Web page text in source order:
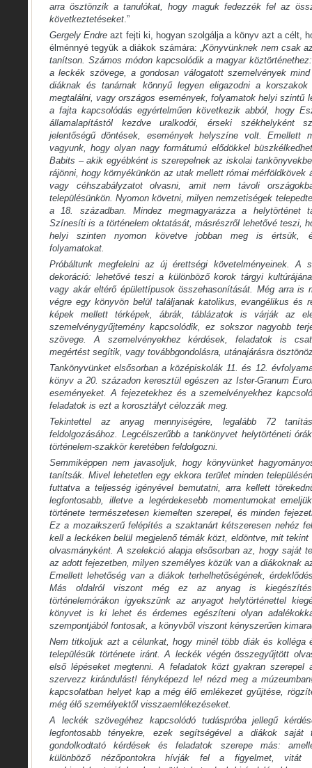
arra ösztönzik a tanulókat, hogy maguk fedezzék fel az
következtetéseket .”
Gergely Endre azt fejti ki, hogyan szolgálja a könyv azt a célt,
élménnyé tegyük a diákok számára: „Könyvünknek nem csak
tanítson. Számos módon kapcsolódik a magyar
a leckék szövege, a gondosan válogatott szemelvények
diáknak és tanárnak könnyű legyen eligazodni a
megtalálni, vagy országos események, folyamatok helyi szintű
a fajta kapcsolódás egyértelműen következik abból, hogy
államalapítástól kezdve uralkodói, érseki székhelyként
jelentőségű döntések, események helyszíne volt. Emellett
vagyunk, hogy olyan nagy formátumú elődökkel
Babits – akik egyébként is szerepelnek az iskolai
rájönni, hogy környékünkön az utak mellett római mérföldkövek
vagy céhszabályzatot olvasni, amit nem távoli
településünkön. Nyomon követni, milyen nemzetiségek
a 18. században. Mindez megmagyarázza a helytörténet
Színesíti is a történelem oktatását, másrészről lehetővé teszi,
helyi szinten nyomon követve jobban meg is értsük,
folyamatokat.
Próbáltunk megfelelni az új érettségi követelményeinek. A
dekoráció: lehetővé teszi a különböző korok tárgyi
vagy akár eltérő épülettípusok összehasonítását. Még arra is
végre egy könyvön belül találjanak katolikus, evangélikus és
képek mellett térképek, ábrák, táblázatok is várják az
szemelvénygyűjtemény kapcsolódik, ez sokszor nagyobb
szövege. A szemelvényekhez kérdések, feladatok is
megértést segítik, vagy továbbgondolásra, utánajárásra
Tankönyvünket elsősorban a középiskolák 11. és 12.
könyv a 20. századon keresztül egészen az Ister-Granum
eseményeket. A fejezetekhez és a szemelvényekhez
feladatok is ezt a korosztályt célozzák meg.
Tekintettel az anyag mennyiségére, legalább 72
feldolgozásához. Legcélszerűbb a tankönyvet helytörténeti
történelem-szakkör keretében feldolgozni.
Semmiképpen nem javasoljuk, hogy könyvünket
tanítsák. Mivel lehetetlen egy ekkora terület minden
futtatva a teljesség igényével bemutatni, arra kellett
legfontosabb, illetve a legérdekesebb momentumokat
története természetesen kiemelten szerepel, és minden
Ez a mozaikszerű felépítés a szaktanárt kétszeresen nehéz
kell a leckéken belül megjelenő témák közt, eldöntve, mit
olvasmányként. A szelekció alapja elsősorban az, hogy saját
az adott fejezetben, milyen személyes közük van a diákoknak
Emellett lehetőség van a diákok terhelhetőségének,
Más oldalról viszont még ez az anyag is
történelemórákon igyekszünk az anyagot helytörténettel
könyvet is ki lehet és érdemes egészíteni olyan
szempontjából fontosak, a könyvből viszont kényszerűen
Nem titkoljuk azt a célunkat, hogy minél több diák és kolléga
településük története iránt. A leckék végén összegyűjtött
első lépéseket megtenni. A feladatok közt gyakran szerepel
szervezz kirándulást! fényképezd le! nézd meg a
kapcsolatban helyet kap a még élő emlékezet gyűjtése,
még élő személyektől visszaemlékezéseket.
A leckék szövegéhez kapcsolódó tudáspróba jellegű
legfontosabb tényekre, ezek segítségével a diákok saját
gondolkodtató kérdések és feladatok szerepe más:
különböző nézőpontokra hívják fel a figyelmet, vitát